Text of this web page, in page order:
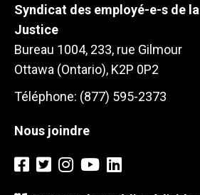
Syndicat des employé-e-s de
Justice
Bureau 1004, 233, rue Gilmour
Ottawa (Ontario), K2P 0P2
Téléphone: (877) 595-2373
Nous joindre